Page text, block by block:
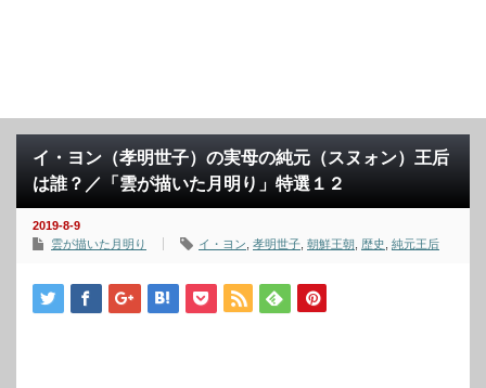
イ・ヨン（孝明世子）の実母の純元（スヌォン）王后
は誰？／「雲が描いた月明り」特選１２
2019-8-9
雲が描いた月明り
イ・ヨン 孝明世子 朝鮮王朝 歴史 純元王后